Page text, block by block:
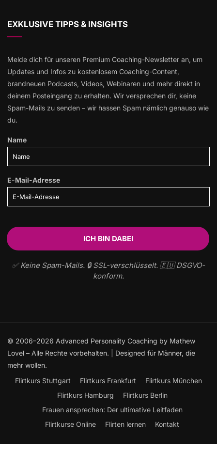
EXKLUSIVE TIPPS & INSIGHTS
Melde dich für unseren Premium Coaching-Newsletter an, um
Updates und Infos zu kostenlosem Coaching-Content,
brandneuen Podcasts, Videos, Webinaren und mehr direkt in
deinem Posteingang zu erhalten. Wir versprechen dir, keine
Spam-Mails zu senden – wir hassen Spam nämlich genauso wie
du.
Name
E-Mail-Adresse
✅ Keine Spam-Mails. 🔒 SSL-verschlüsselt. 🇪🇺 DSGVO-
konform.
© 2006–2026 Advanced Personality Coaching by Mathew
Lovel – Alle Rechte vorbehalten. | Designed für Männer, die
mehr wollen.
Flirtkurs Stuttgart
Flirtkurs Frankfurt
Flirtkurs München
Flirtkurs Hamburg
Flirtkurs Berlin
Frauen ansprechen: Der ultimative Leitfaden
Flirtkurse Online
Flirten lernen Kontakt